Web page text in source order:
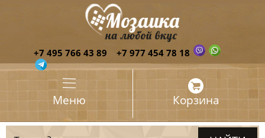
+7 495 766 43 89 +7 977 454 78 18
Меню Корзина